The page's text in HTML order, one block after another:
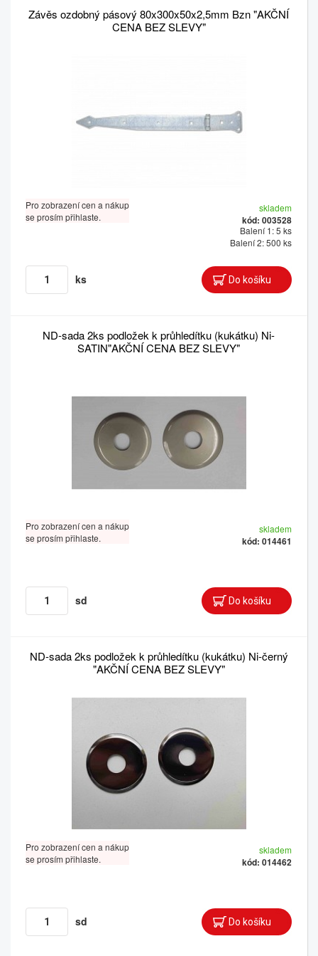
Závěs ozdobný pásový 80x300x50x2,5mm Bzn "AKČNÍ
CENA BEZ SLEVY"
Pro zobrazení cen a nákup
se prosím přihlaste.
skladem
kód: 003528
Balení 1: 5 ks
Balení 2: 500 ks
ks
ND-sada 2ks podložek k průhledítku (kukátku) Ni-
SATIN"AKČNÍ CENA BEZ SLEVY"
Pro zobrazení cen a nákup
se prosím přihlaste.
skladem
kód: 014461
sd
ND-sada 2ks podložek k průhledítku (kukátku) Ni-černý
"AKČNÍ CENA BEZ SLEVY"
Pro zobrazení cen a nákup
se prosím přihlaste.
skladem
kód: 014462
sd